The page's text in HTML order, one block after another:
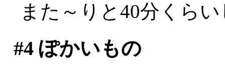
また～りと40分くら
#4ぽかいもの